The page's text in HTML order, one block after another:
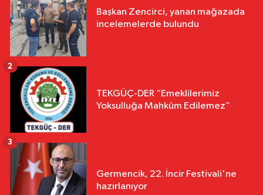
Başkan Zencirci, yanan mağazada
incelemelerde bulundu
TEKGÜÇ-DER “Emeklilerimiz
Yoksulluğa Mahkûm Edilemez”
2
Germencik, 22. İncir Festivali'ne
hazırlanıyor
3